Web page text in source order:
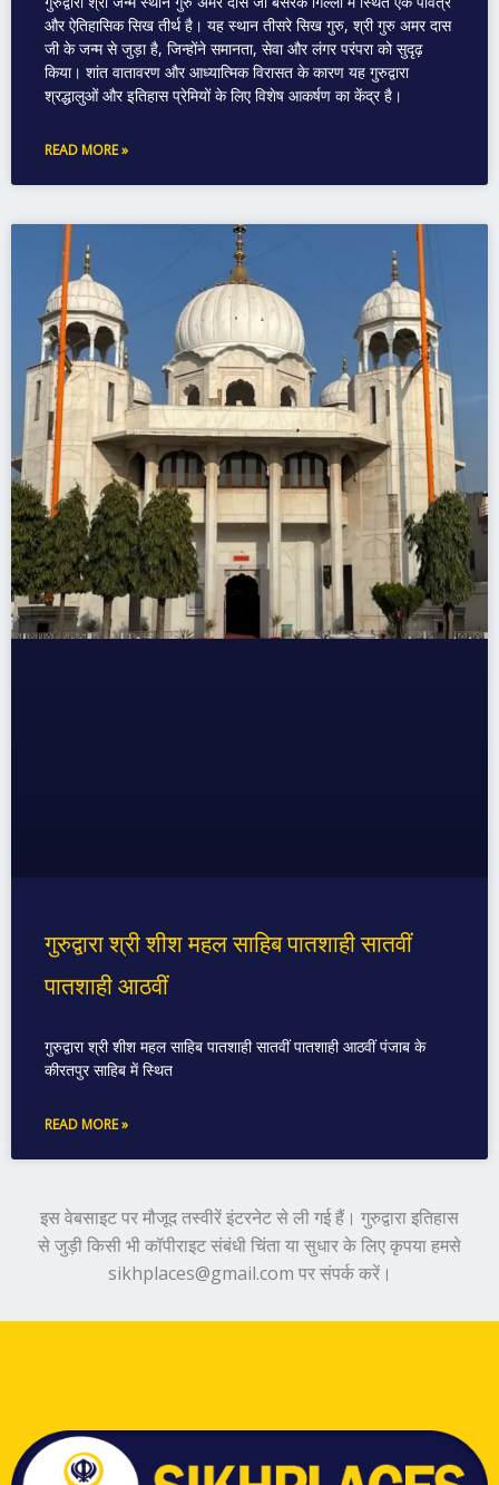
और ऐतिहासिक सिख तीर्थ है। यह स्थान तीसरे सिख गुरु, श्री गुरु अमर दास
जी के जन्म से जुड़ा है, जिन्होंने समानता, सेवा और लंगर परंपरा को सुदृढ़
किया। शांत वातावरण और आध्यात्मिक विरासत के कारण यह गुरुद्वारा
श्रद्धालुओं और इतिहास प्रेमियों के लिए विशेष आकर्षण का केंद्र है।
READ MORE »
गुरुद्वारा श्री शीश महल साहिब पातशाही सातवीं
पातशाही आठवीं
गुरुद्वारा श्री शीश महल साहिब पातशाही सातवीं पातशाही आठवीं पंजाब के
कीरतपुर साहिब में स्थित
READ MORE »
इस वेबसाइट पर मौजूद तस्वीरें इंटरनेट से ली गई हैं। गुरुद्वारा इतिहास
से जुड़ी किसी भी कॉपीराइट संबंधी चिंता या सुधार के लिए कृपया हमसे
sikhplaces@gmail.com पर संपर्क करें।